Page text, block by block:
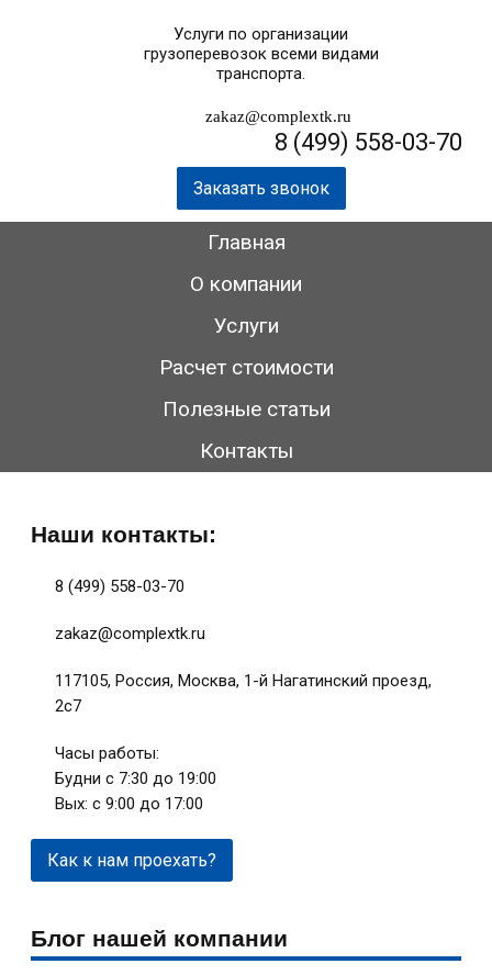
Услуги по организации
грузоперевозок всеми видами
транспорта.
zakaz@complextk.ru
8 (499) 558-03-70
Заказать звонок
Главная
О компании
Услуги
Расчет стоимости
Полезные статьи
Контакты
Наши контакты:
8 (499) 558-03-70
zakaz@complextk.ru
117105, Россия, Москва, 1-й Нагатинский проезд,
2с7
Часы работы:
Будни с 7:30 до 19:00
Вых: с 9:00 до 17:00
Как к нам проехать?
Блог нашей компании